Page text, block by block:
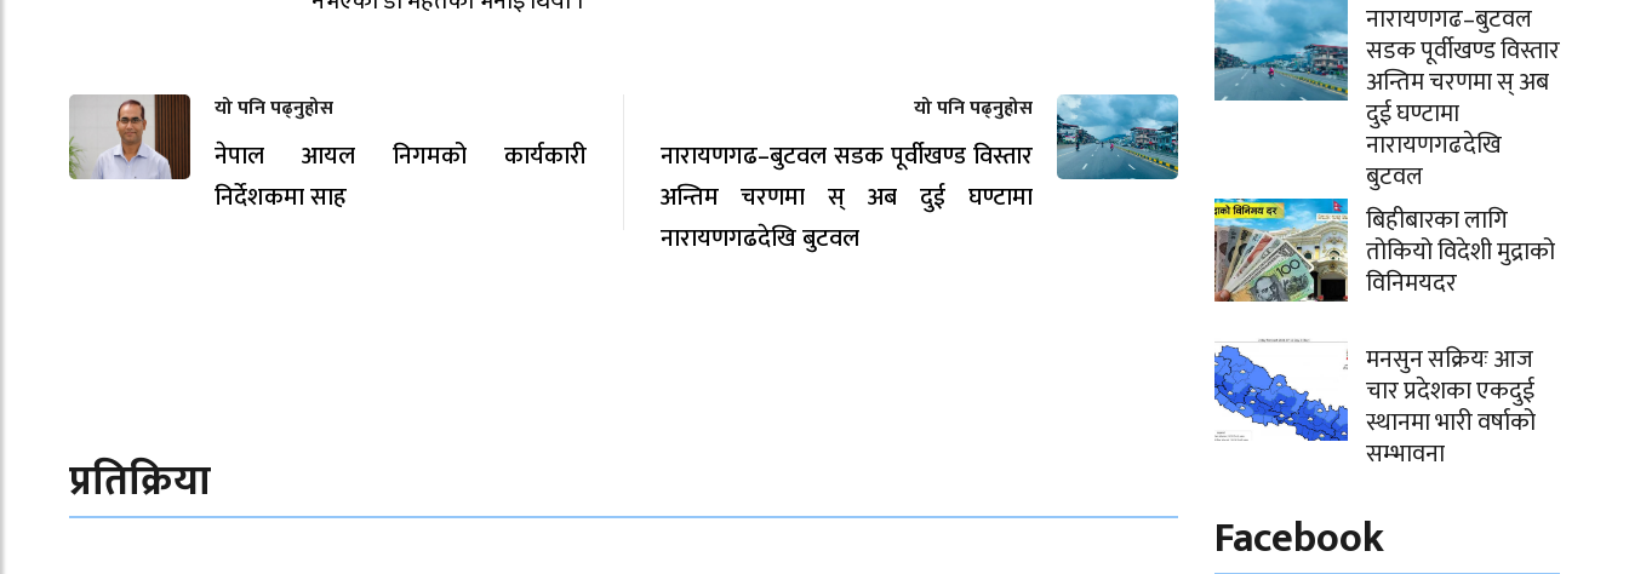
यो पनि पढ्नुहोस
नेपाल आयल निगमको कार्यकारी
निर्देशकमा साह
यो पनि पढ्नुहोस
नारायणगढ–बुटवल सडक पूर्वीखण्ड विस्तार
अन्तिम चरणमा स् अब दुई घण्टामा
नारायणगढदेखि बुटवल
प्रतिक्रिया
नारायणगढ–बुटवल
सडक पूर्वीखण्ड विस्तार
अन्तिम चरणमा स् अब
दुई घण्टामा
नारायणगढदेखि
बुटवल
बिहीबारका लागि
तोकियो विदेशी मुद्राको
विनिमयदर
मनसुन सक्रियः आज
चार प्रदेशका एकदुई
स्थानमा भारी वर्षाको
सम्भावना
Facebook